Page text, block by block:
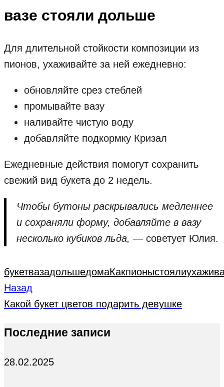
вазе стояли дольше
Для длительной стойкости композиции из
пионов, ухаживайте за ней ежедневно:
обновляйте срез стеблей
промывайте вазу
наливайте чистую воду
добавляйте подкормку Кризал
Ежедневные действия помогут сохранить
свежий вид букета до 2 недель.
Чтобы бутоны раскрывались медленнее
и сохраняли форму, добавляйте в вазу
несколько кубиков льда, — советует Юлия.
букетвазадольшедомаКакпионыстояли
Назад
Какой букет цветов подарить девушке
Последние записи
28.02.2025